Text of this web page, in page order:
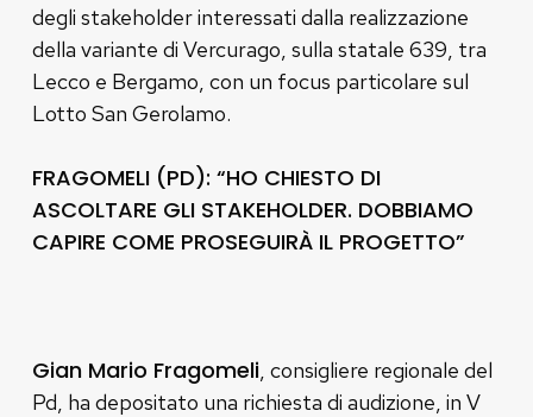
degli stakeholder interessati dalla realizzazione
della variante di Vercurago, sulla statale 639, tra
Lecco e Bergamo, con un focus particolare sul
Lotto San Gerolamo.
FRAGOMELI (PD): “HO CHIESTO DI
ASCOLTARE GLI STAKEHOLDER. DOBBIAMO
CAPIRE COME PROSEGUIRÀ IL PROGETTO”
Gian Mario Fragomeli, consigliere regionale del
Pd, ha depositato una richiesta di audizione, in V